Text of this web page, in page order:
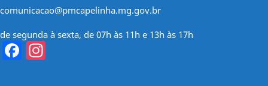
comunicacao@pmcapelinha.mg.gov.br
de segunda à sexta, de 07h às 11h e 13h às 17h
Facebook